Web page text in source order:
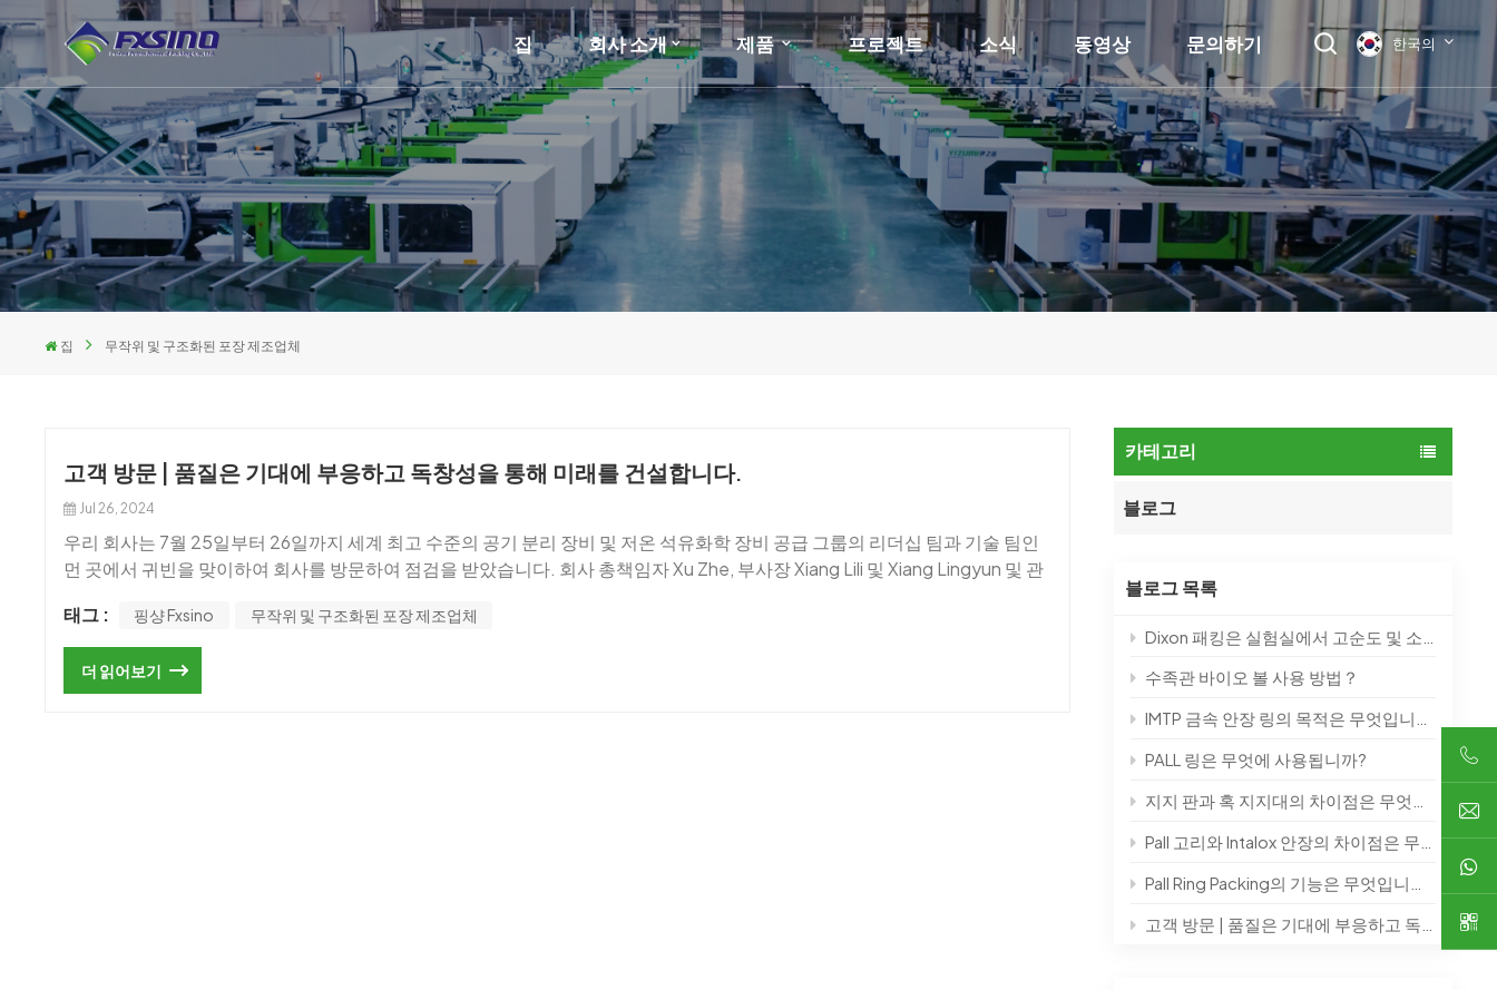
집 회사 소개 제품 프로젝트 소식 동영상 문의하기 한국의
English
français
Deutsch
русский
집 무작위 및 구조화된 포장 제조업체
카테고리
블로그
블로그 목록
Dixon 패킹은 실험실에서 고순도 및 소량 생산 제품의 분리 공정에 사용될 수 있습니다.
수족관 바이오 볼 사용 방법？
IMTP 금속 안장 링의 목적은 무엇입니까?
PALL 링은 무엇에 사용됩니까?
지지 판과 혹 지지대의 차이점은 무엇입니까?
Pall 고리와 Intalox 안장의 차이점은 무엇입니까?
Pall Ring Packing의 기능은 무엇입니까?
고객 방문 | 품질은 기대에 부응하고 독창성을 통해 미래를 건설합니다.
고객 방문 | 품질은 기대에 부응하고 독창성을 통해 미래를 건설합니다.
Jul 26, 2024
우리 회사는 7월 25일부터 26일까지 세계 최고 수준의 공기 분리 장비 및 저온 석유화학 장비 공급 그룹의 리더십 팀과 기술 팀인
먼 곳에서 귀빈을 맞이하여 회사를 방문하여 점검을 받았습니다. 회사 총책임자 Xu Zhe, 부사장 Xiang Lili 및 Xiang Lingyun 및 관
측은 관련 사업에 대한 의견을 교환하고 프로젝트 제품과 향후 개발 모델에 대해 논의했다. 심층적인 의사소통을 통해 그룹의 검
사 인력은 당사의 생산 능력, 장비 상황, 제품 상황 및 기술 연구 개발 능력에 대해 더욱 깊이 이해하고 당사의 다양한 능력을 완전히
확인했습니다.우리 회사는 또한 원래 의도를 고수하고 제품 품질, 서비스 품질 및 연구 개발 혁신 역량을 더욱 향상시키고 고객에
태그 : 핑샹 Fxsino 무작위 및 구조화된 포장 제조업체
더 읽어보기